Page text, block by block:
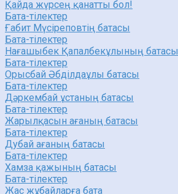
Қайда жүрсең қанатты бол!
Бата-тілектер
Ғабит Мүсіреповтің батасы
Бата-тілектер
Нағашыбек Қапалбекұлының батасы
Бата-тілектер
Орысбай Әбділдаұлы батасы
Бата-тілектер
Дәркембай ұстаның батасы
Бата-тілектер
Жарылқасын ағаның батасы
Бата-тілектер
Дубай ағаның батасы
Бата-тілектер
Хамза қажының батасы
Бата-тілектер
Жас жұбайларға бата